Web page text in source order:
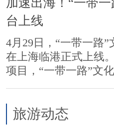
台上线
4月29日，“一带一路
在上海临港正式上线
项目，“一带一路”文
旅游动态